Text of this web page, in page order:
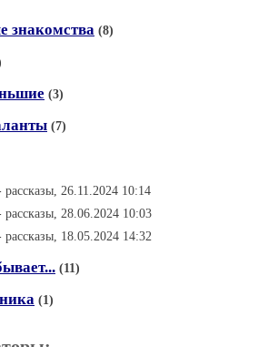
знакомства (8)
(3)
(7)
рассказы, 26.11.2024 10:14
рассказы, 28.06.2024 10:03
рассказы, 18.05.2024 14:32
(11)
(1)